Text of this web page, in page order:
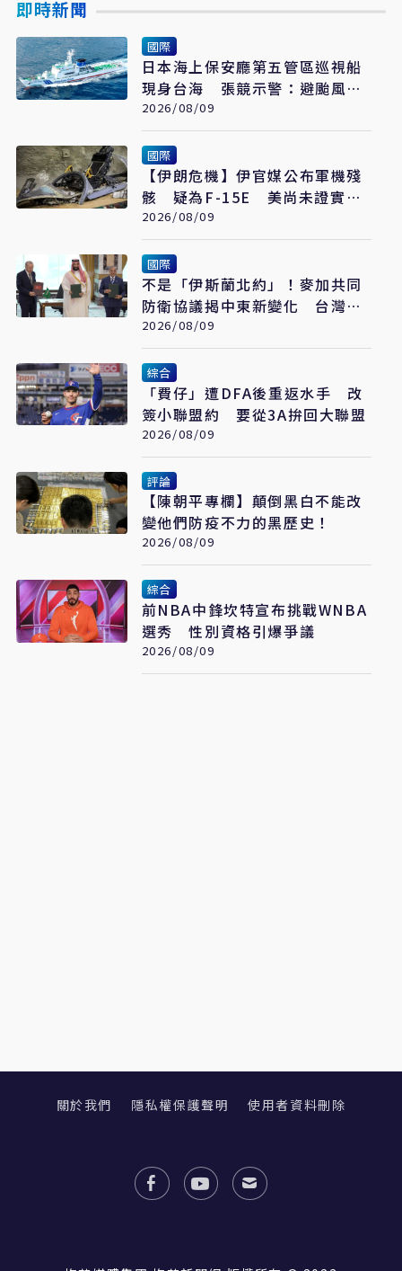
即時新聞
國際
日本海上保安廳第五管區巡視船
現身台海 張競示警：避颱風也
要關注航行動向
2026/08/09
國際
【伊朗危機】伊官媒公布軍機殘
骸 疑為F-15E 美尚未證實遭
擊落
2026/08/09
國際
不是「伊斯蘭北約」！麥加共同
防衛協議揭中東新變化 台灣該
看懂「多層次安全」
2026/08/09
綜合
「費仔」遭DFA後重返水手 改
簽小聯盟約 要從3A拚回大聯盟
2026/08/09
評論
【陳朝平專欄】顛倒黑白不能改
變他們防疫不力的黑歷史！
2026/08/09
綜合
前NBA中鋒坎特宣布挑戰WNBA
選秀 性別資格引爆爭議
2026/08/09
關於我們 隱私權保護聲明 使用者資料刪除